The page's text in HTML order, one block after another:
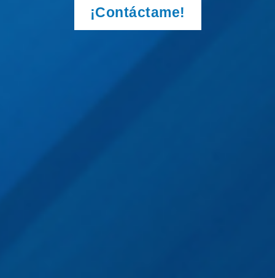
¡Contáctame!